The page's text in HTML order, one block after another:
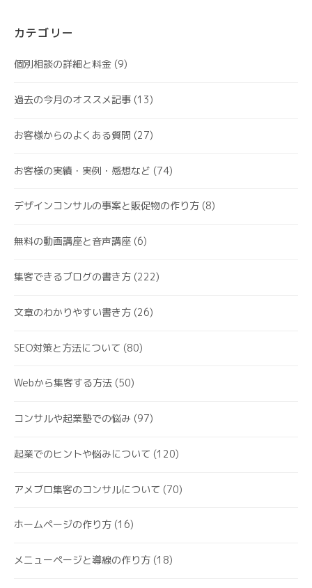
カテゴリー
個別相談の詳細と料金 (9)
過去の今月のオススメ記事 (13)
お客様からのよくある質問 (27)
お客様の実績・実例・感想など (74)
デザインコンサルの事案と販促物の作り方 (8)
無料の動画講座と音声講座 (6)
集客できるブログの書き方 (222)
文章のわかりやすい書き方 (26)
SEO対策と方法について (80)
Webから集客する方法 (50)
コンサルや起業塾での悩み (97)
起業でのヒントや悩みについて (120)
アメブロ集客のコンサルについて (70)
ホームページの作り方 (16)
メニューページと導線の作り方 (18)